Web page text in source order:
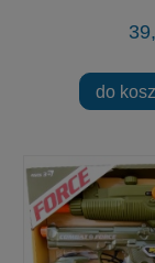
Loco Toys pendolino
kolejowy
do